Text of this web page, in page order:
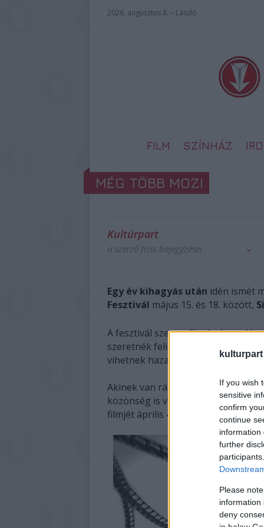
kulturpart
If you wish
sensitive
confirm
continue
information
further
Please
information
deny
2026. augusztus 8. – László
FILM SZÍNHÁZ
MÉG TÖBB MOZI
Kultúrpart
a szerző friss bejegyzései
Egy év kihagyás után idén ismét
Fesztivál május 15. és 18. között,
A fesztivál szervezőinek
szeretnék felizgatni azzal a 1,5
vihetnek haza Siófokról 2014.
Akinek van rá igénye, hogy ne
közönség is véleményezze,
filmjét április 4-én éjfélig a 60.